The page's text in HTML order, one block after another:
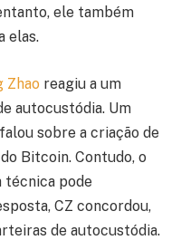
ele também
elas.
Zhao reagiu a um
autocustódia. Um
sobre a criação de
Bitcoin. Contudo, o
técnica pode
CZ concordou,
de autocustódia.